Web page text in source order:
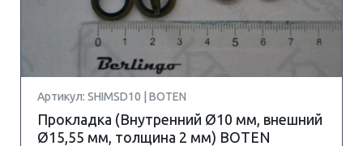
Артикул: SHIMSD10 | BOTEN
Прокладка (Внутренний Ø10 мм, внешний
Ø15,55 мм, толщина 2 мм) BOTEN